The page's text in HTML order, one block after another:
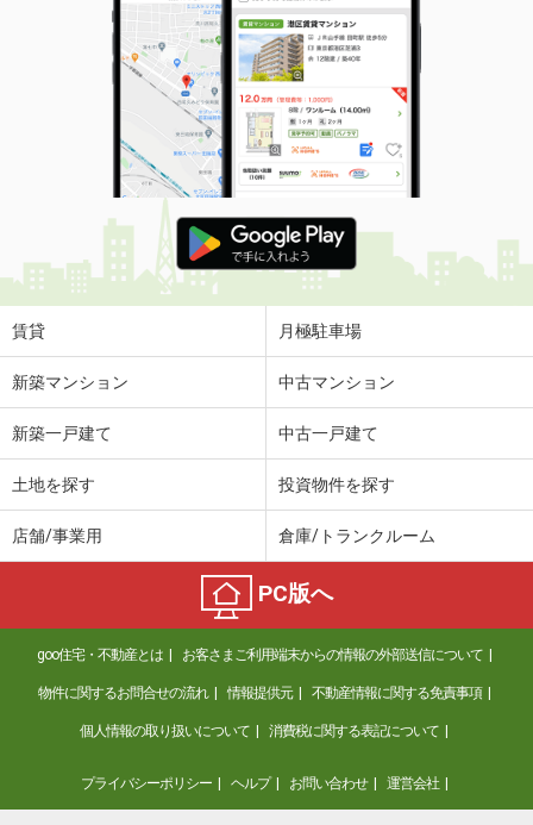
賃貸 月極駐車場
新築マンション 中古マンション
新築一戸建て 中古一戸建て
土地を探す 投資物件を探す
店舗/事業用 倉庫/トランクルーム
PC版へ
goo住宅・不動産とは お客さまご利用端末からの情報の外部送信について
物件に関するお問合せの流れ 情報提供元 不動産情報に関する免責事項
個人情報の取り扱いについて 消費税に関する表記について
プライバシーポリシー ヘルプ お問い合わせ 運営会社